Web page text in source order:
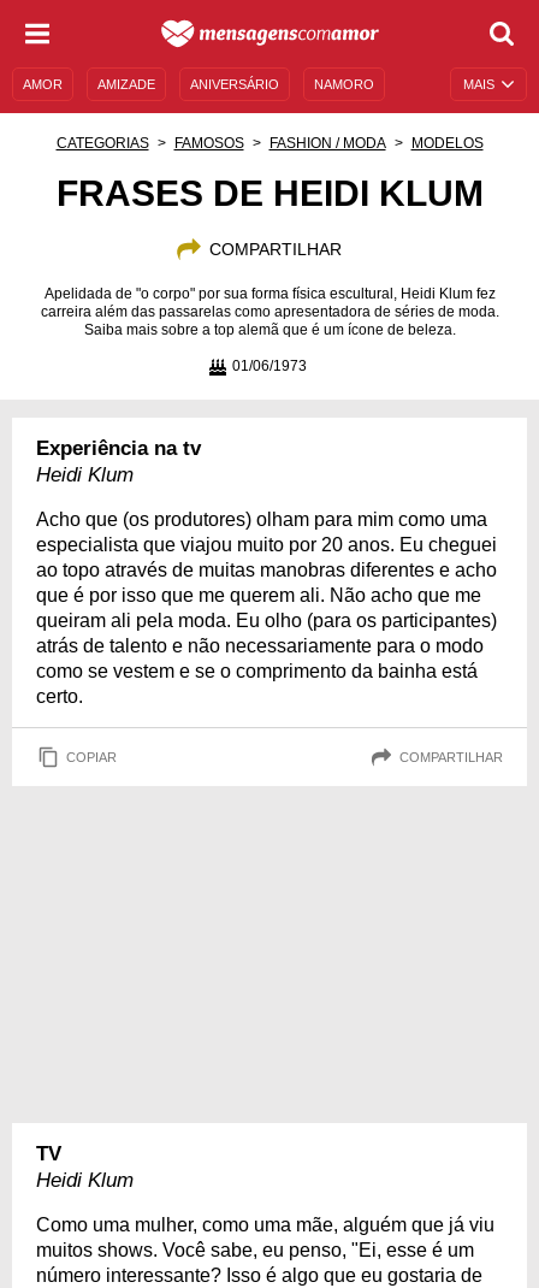
MAIS
AMOR AMIZADE ANIVERSÁRIO NAMORO
CATEGORIAS FAMOSOS FASHION / MODA MODELOS
FRASES DE HEIDI KLUM
COMPARTILHAR
Apelidada de "o corpo" por sua forma física escultural, Heidi Klum fez
carreira além das passarelas como apresentadora de séries de moda.
Saiba mais sobre a top alemã que é um ícone de beleza.
01/06/1973
Experiência na tv
Heidi Klum
Acho que (os produtores) olham para mim como uma
especialista que viajou muito por 20 anos. Eu cheguei
ao topo através de muitas manobras diferentes e acho
que é por isso que me querem ali. Não acho que me
queiram ali pela moda. Eu olho (para os participantes)
atrás de talento e não necessariamente para o modo
como se vestem e se o comprimento da bainha está
certo.
COPIAR COMPARTILHAR
TV
Heidi Klum
Como uma mulher, como uma mãe, alguém que já viu
muitos shows. Você sabe, eu penso, "Ei, esse é um
número interessante? Isso é algo que eu gostaria de